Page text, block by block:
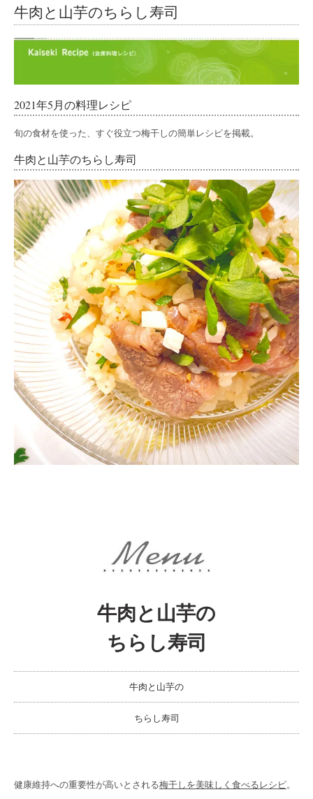
牛肉と山芋のちらし寿司
2021年5月の料理レシピ
旬の食材を使った、すぐ役立つ梅干しの簡単レシピを掲載。
牛肉と山芋のちらし寿司
牛肉と山芋の
ちらし寿司
牛肉と山芋の
ちらし寿司
健康維持への重要性が高いとされる梅干しを美味しく食べるレシピ。